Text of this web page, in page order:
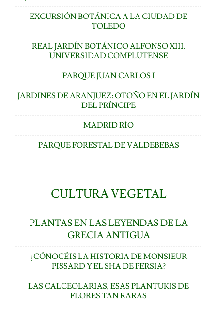
EXCURSIÓN BOTÁNICA A LA CIUDAD DE
TOLEDO
REAL JARDÍN BOTÁNICO ALFONSO XIII.
UNIVERSIDAD COMPLUTENSE
PARQUE JUAN CARLOS I
JARDINES DE ARANJUEZ: OTOÑO EN EL JARDÍN
DEL PRÍNCIPE
MADRID RÍO
PARQUE FORESTAL DE VALDEBEBAS
CULTURA VEGETAL
PLANTAS EN LAS LEYENDAS DE LA
GRECIA ANTIGUA
¿CÓNOCÉIS LA HISTORIA DE MONSIEUR
PISSARD Y EL SHA DE PERSIA?
LAS CALCEOLARIAS, ESAS PLANTUKIS DE
FLORES TAN RARAS